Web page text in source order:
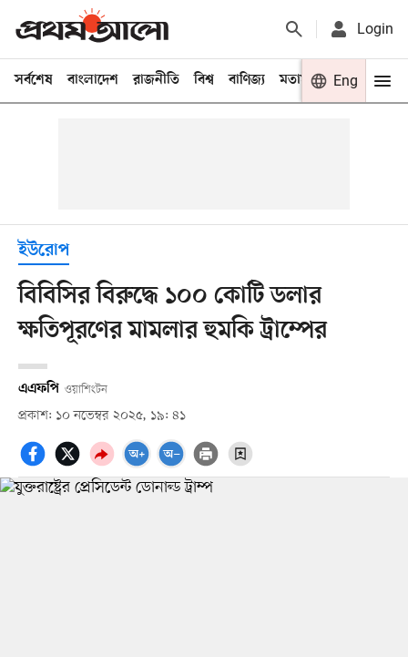
Login
সর্বশেষ বাংলাদেশ রাজনীতি বিশ্ব বাণিজ্য মতামত খেলা
Eng
ইউরোপ
বিবিসির বিরুদ্ধে ১০০ কোটি ডলার
ক্ষতিপূরণের মামলার হুমকি ট্রাম্পের
এএফপি ওয়াশিংটন
প্রকাশ: ১০ নভেম্বর ২০২৫, ১৯: ৪১